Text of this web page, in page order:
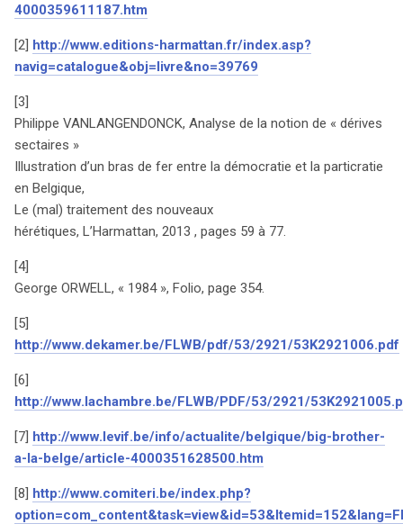
4000359611187.htm
[2] http://www.editions-harmattan.fr/index.asp?
navig=catalogue&obj=livre&no=39769
[3]
Philippe VANLANGENDONCK, Analyse de la notion de « dérives
sectaires »
Illustration d’un bras de fer entre la démocratie et la particratie
en Belgique,
Le (mal) traitement des nouveaux
hérétiques, L’Harmattan, 2013 , pages 59 à 77.
[4]
George ORWELL, « 1984 », Folio, page 354.
[5]
http://www.dekamer.be/FLWB/pdf/53/2921/53K2921006.pdf
[6]
http://www.lachambre.be/FLWB/PDF/53/2921/
[7] http://www.levif.be/info/actualite/belgique/big-brother-
a-la-belge/article-4000351628500.htm
[8] http://www.comiteri.be/index.php?